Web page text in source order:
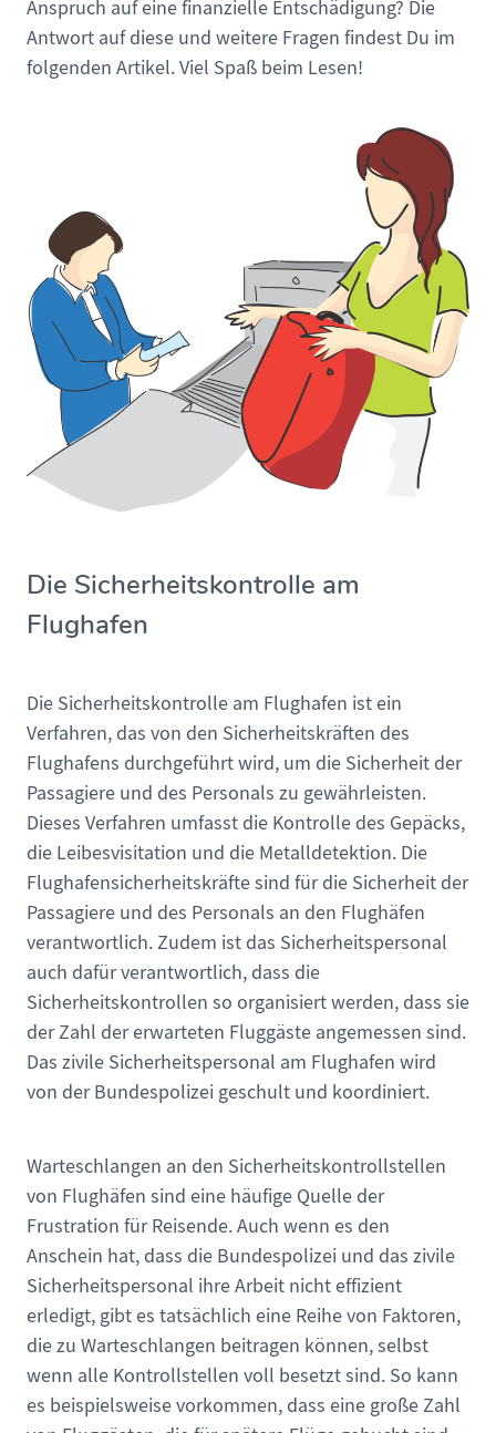
Anspruch auf eine finanzielle Entschädigung? Die
Antwort auf diese und weitere Fragen findest Du im
folgenden Artikel. Viel Spaß beim Lesen!
Die Sicherheitskontrolle am
Flughafen
Die Sicherheitskontrolle am Flughafen ist ein
Verfahren, das von den Sicherheitskräften des
Flughafens durchgeführt wird, um die Sicherheit der
Passagiere und des Personals zu gewährleisten.
Dieses Verfahren umfasst die Kontrolle des Gepäcks,
die Leibesvisitation und die Metalldetektion. Die
Flughafensicherheitskräfte sind für die Sicherheit der
Passagiere und des Personals an den Flughäfen
verantwortlich. Zudem ist das Sicherheitspersonal
auch dafür verantwortlich, dass die
Sicherheitskontrollen so organisiert werden, dass sie
der Zahl der erwarteten Fluggäste angemessen sind.
Das zivile Sicherheitspersonal am Flughafen wird
von der Bundespolizei geschult und koordiniert.
Warteschlangen an den Sicherheitskontrollstellen
von Flughäfen sind eine häufige Quelle der
Frustration für Reisende. Auch wenn es den
Anschein hat, dass die Bundespolizei und das zivile
Sicherheitspersonal ihre Arbeit nicht effizient
erledigt, gibt es tatsächlich eine Reihe von Faktoren,
die zu Warteschlangen beitragen können, selbst
wenn alle Kontrollstellen voll besetzt sind. So kann
es beispielsweise vorkommen, dass eine große Zahl